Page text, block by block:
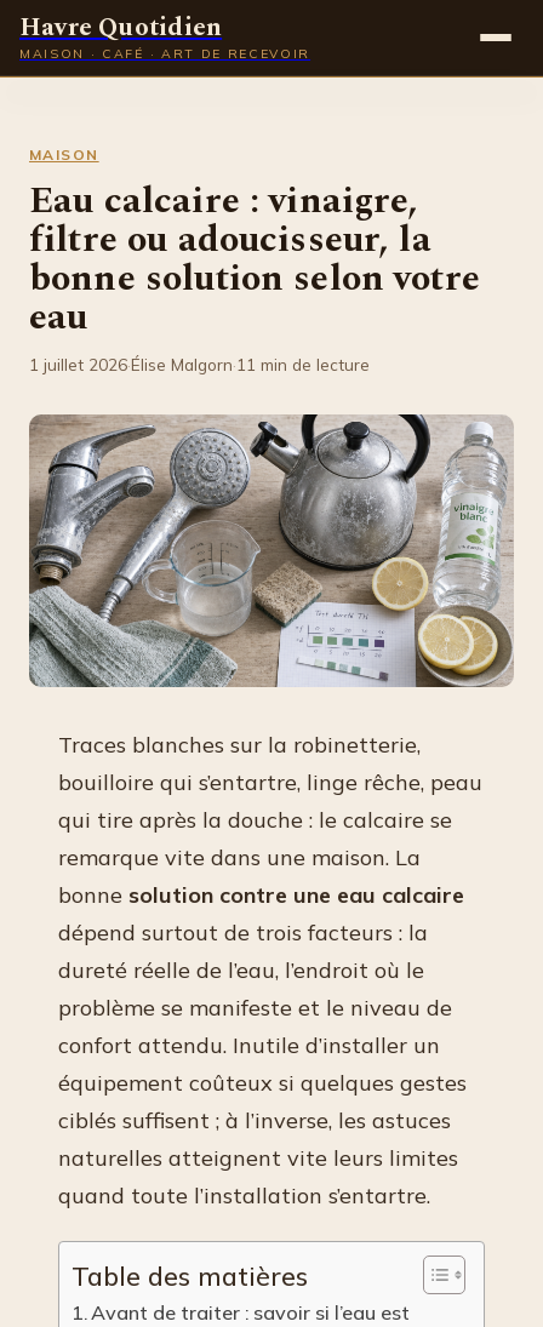
Havre Quotidien
MAISON · CAFÉ · ART DE RECEVOIR
Déco
Lifestyle
MAISON
Eau calcaire : vinaigre,
filtre ou adoucisseur, la
bonne solution selon votre
eau
1 juillet 2026·Élise Malgorn·11 min de lecture
Traces blanches sur la robinetterie,
bouilloire qui s’entartre, linge rêche, peau
qui tire après la douche : le calcaire se
remarque vite dans une maison. La
bonne solution contre une eau calcaire
dépend surtout de trois facteurs : la
dureté réelle de l’eau, l’endroit où le
problème se manifeste et le niveau de
confort attendu. Inutile d’installer un
équipement coûteux si quelques gestes
ciblés suffisent ; à l’inverse, les astuces
naturelles atteignent vite leurs limites
quand toute l’installation s’entartre.
Table des matières
Avant de traiter : savoir si l’eau est